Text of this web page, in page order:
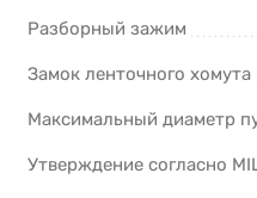
Разборный зажим
Замок ленточного хомута
Максимальный диаметр
Утверждение согласно